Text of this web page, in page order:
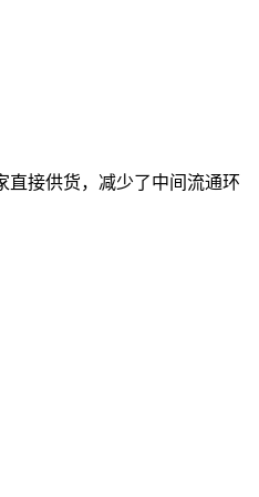
直接供货，减少了中间流通环